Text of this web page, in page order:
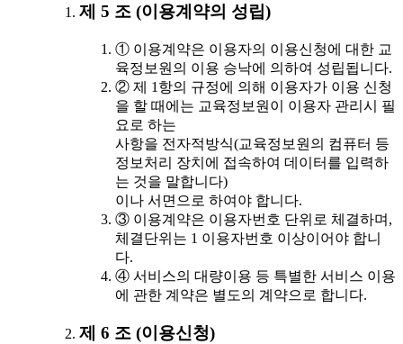
제 5 조 (이용계약의 성립)
① 이용계약은 이용자의 이용신청에 대한 교
육정보원의 이용 승낙에 의하여 성립됩니다.
② 제 1항의 규정에 의해 이용자가 이용 신청
을 할 때에는 교육정보원이 이용자 관리시 필
요로 하는
사항을 전자적방식(교육정보원의 컴퓨터 등
정보처리 장치에 접속하여 데이터를 입력하
는 것을 말합니다)
이나 서면으로 하여야 합니다.
③ 이용계약은 이용자번호 단위로 체결하며,
체결단위는 1 이용자번호 이상이어야 합니
다.
④ 서비스의 대량이용 등 특별한 서비스 이용
에 관한 계약은 별도의 계약으로 합니다.
제 6 조 (이용신청)